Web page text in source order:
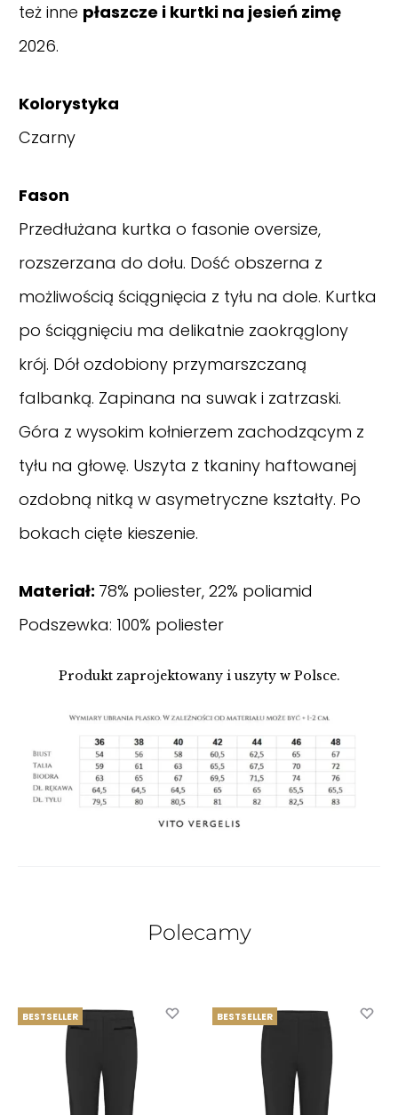
też inne płaszcze i kurtki na jesień zimę
2026.
Kolorystyka
Czarny
Fason
Przedłużana kurtka o fasonie oversize,
rozszerzana do dołu. Dość obszerna z
możliwością ściągnięcia z tyłu na dole. Kurtka
po ściągnięciu ma delikatnie zaokrąglony
krój. Dół ozdobiony przymarszczaną
falbanką. Zapinana na suwak i zatrzaski.
Góra z wysokim kołnierzem zachodzącym z
tyłu na głowę. Uszyta z tkaniny haftowanej
ozdobną nitką w asymetryczne kształty. Po
bokach cięte kieszenie.
Materiał: 78% poliester, 22% poliamid
Podszewka: 100% poliester
Produkt zaprojektowany i uszyty w Polsce.
Polecamy
BESTSELLER BESTSELLER